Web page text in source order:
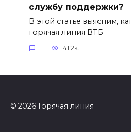
службу поддержки?
В этой статье выясним,
горячая линия ВТБ
1 41.2к.
© 2026 Горячая линия